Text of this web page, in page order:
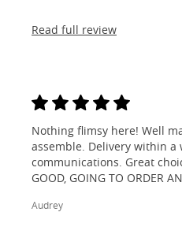
Read full review
Nothing flimsy here! Well
assemble. Delivery within a
communications. Great
GOOD, GOING TO ORDER
Audrey